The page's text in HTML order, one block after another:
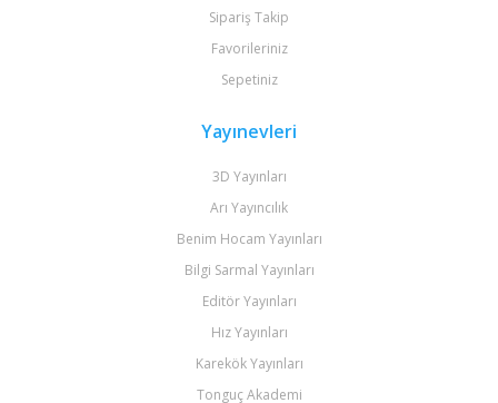
Sipariş Takip
Favorileriniz
Sepetiniz
Yayınevleri
3D Yayınları
Arı Yayıncılık
Benim Hocam Yayınları
Bilgi Sarmal Yayınları
Editör Yayınları
Hız Yayınları
Karekök Yayınları
Tonguç Akademi